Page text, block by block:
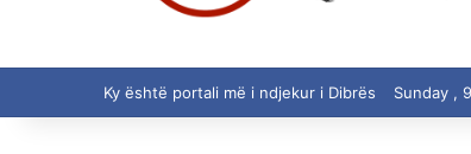
Ky është portali më i ndjekur i Dibrës Sunday ,